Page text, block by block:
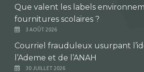
Que valent les labels
fournitures scolaires ?
3 AOÛT 2026
Courriel frauduleux usurpant
l’Ademe et de l’ANAH
30 JUILLET 2026